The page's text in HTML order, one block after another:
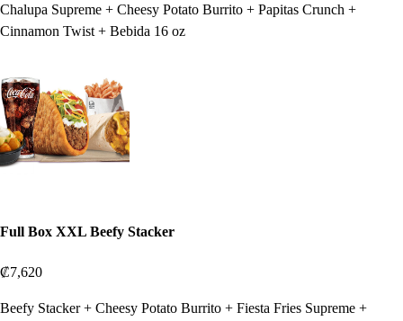
Chalupa Supreme + Cheesy Potato Burrito + Papitas Crunch +
Cinnamon Twist + Bebida 16 oz
Full Box XXL Beefy Stacker
₡7,620
Beefy Stacker + Cheesy Potato Burrito + Fiesta Fries Supreme +